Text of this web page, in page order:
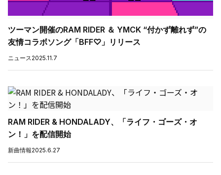
ツーマン開催のRAM RIDER ＆ YMCK “付かず離れず”の
友情コラボソング「BFF♡」リリース
ニュース2025.11.7
RAM RIDER & HONDALADY、「ライフ・ゴーズ・オ
ン！」を配信開始
新曲情報2025.6.27